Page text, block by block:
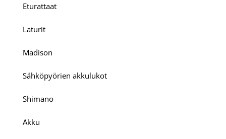
Eturattaat
Laturit
Madison
Sähköpyörien akkulukot
Shimano
Akku